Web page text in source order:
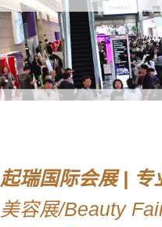
起瑞国际会展 | 专
美容展/Beauty